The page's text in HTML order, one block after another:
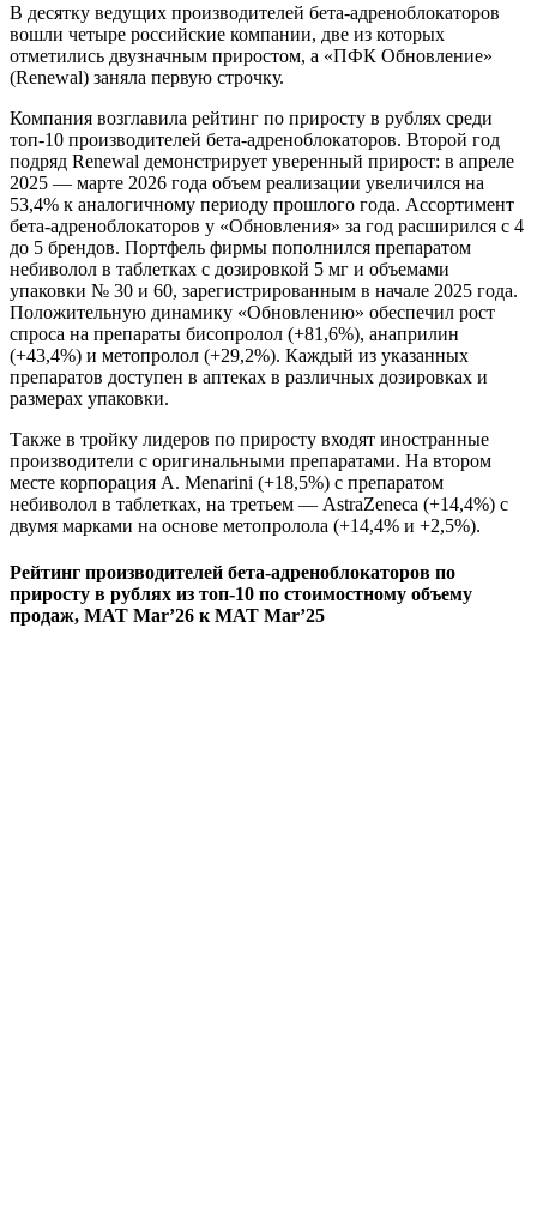
В десятку ведущих производителей бета-адреноблокаторов
вошли четыре российские компании, две из которых
отметились двузначным приростом, а «ПФК Обновление»
(Renewal) заняла первую строчку.
Компания возглавила рейтинг по приросту в рублях среди
топ-10 производителей бета-адреноблокаторов. Второй год
подряд Renewal демонстрирует уверенный прирост: в апреле
2025 — марте 2026 года объем реализации увеличился на
53,4% к аналогичному периоду прошлого года. Ассортимент
бета-адреноблокаторов у «Обновления» за год расширился с 4
до 5 брендов. Портфель фирмы пополнился препаратом
небиволол в таблетках с дозировкой 5 мг и объемами
упаковки № 30 и 60, зарегистрированным в начале 2025 года.
Положительную динамику «Обновлению» обеспечил рост
спроса на препараты бисопролол (+81,6%), анаприлин
(+43,4%) и метопролол (+29,2%). Каждый из указанных
препаратов доступен в аптеках в различных дозировках и
размерах упаковки.
Также в тройку лидеров по приросту входят иностранные
производители с оригинальными препаратами. На втором
месте корпорация A. Menarini (+18,5%) с препаратом
небиволол в таблетках, на третьем — AstraZeneca (+14,4%) с
двумя марками на основе метопролола (+14,4% и +2,5%).
Рейтинг производителей бета-адреноблокаторов по
приросту в рублях из топ-10 по стоимостному объему
продаж, MAT Mar’26 к MAT Mar’25